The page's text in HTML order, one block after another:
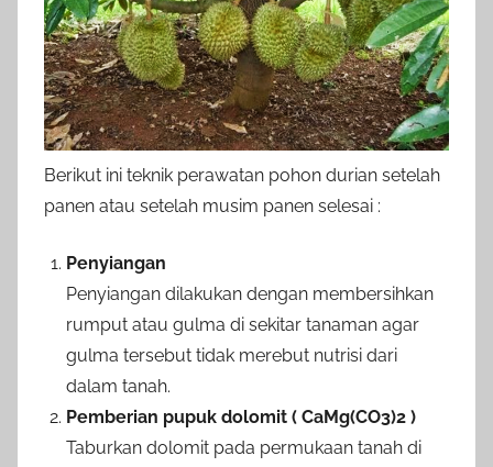
Berikut ini teknik perawatan pohon durian setelah
panen atau setelah musim panen selesai :
Penyiangan
Penyiangan dilakukan dengan membersihkan
rumput atau gulma di sekitar tanaman agar
gulma tersebut tidak merebut nutrisi dari
dalam tanah.
Pemberian pupuk dolomit ( CaMg(CO3)2 )
Taburkan dolomit pada permukaan tanah di